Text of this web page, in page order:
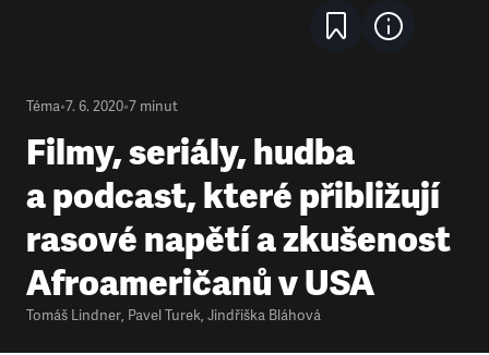
Téma•7. 6. 2020•7 minut
Filmy, seriály, hudba
a podcast, které přibližují
rasové napětí a zkušenost
Afroameričanů v USA
Tomáš Lindner, Pavel Turek, Jindřiška Bláhová